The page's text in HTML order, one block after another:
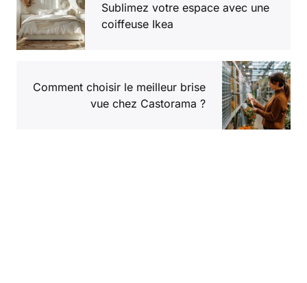
Sublimez votre espace avec une
coiffeuse Ikea
Comment choisir le meilleur brise
vue chez Castorama ?